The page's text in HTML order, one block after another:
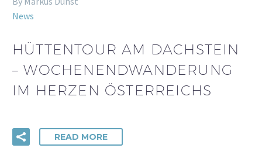
News
HÜTTENTOUR AM DACHSTEIN
– WOCHENENDWANDERUNG
IM HERZEN ÖSTERREICHS
READ MORE